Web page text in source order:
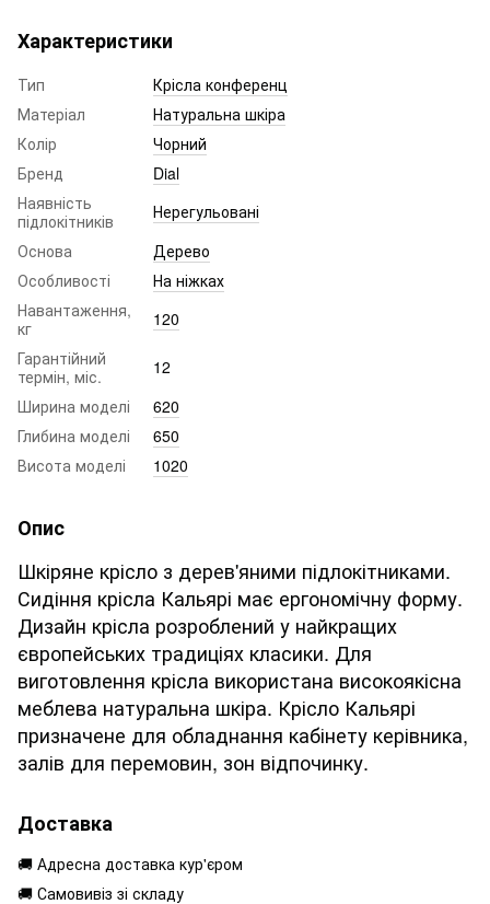
Характеристики
Тип
Крісла конференц
Матеріал
Натуральна шкіра
Колір
Чорний
Бренд
Dial
Наявність
підлокітників
Нерегульовані
Основа
Дерево
Особливості
На ніжках
Навантаження,
кг
120
Гарантійний
термін, міс.
12
Ширина моделі
620
Глибина моделі
650
Висота моделі
1020
Опис
Шкіряне крісло з дерев'яними підлокітниками.
Сидіння крісла Кальярі має ергономічну форму.
Дизайн крісла розроблений у найкращих
європейських традиціях класики. Для
виготовлення крісла використана високоякісна
меблева натуральна шкіра. Крісло Кальярі
призначене для обладнання кабінету керівника,
залів для перемовин, зон відпочинку.
Доставка
🚚 Адресна доставка кур'єром
🚚 Самовивіз зі складу